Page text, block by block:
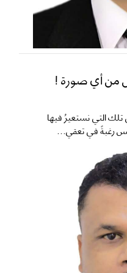
من أي صورة !
التي نستعيرُ فيها
رغبةً في تعقي...